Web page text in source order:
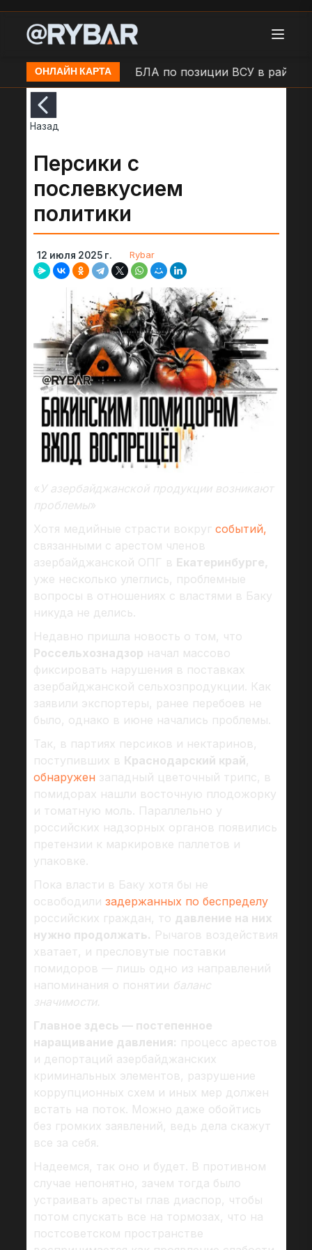
ОНЛАЙН КАРТА
Камыши Удар БЛА по позиции ВСУ в районе
Назад
Персики с
послевкусием
политики
12 июля 2025 г. Rybar
« У азербайджанской продукции возникают
проблемы»
Хотя медийные страсти вокруг событий,
связанными с арестом членов
азербайджанской ОПГ в Екатеринбурге,
уже несколько улеглись, проблемные
вопросы в отношениях с властями в Баку
никуда не делись.
Недавно пришла новость о том, что
Россельхознадзор начал массово
фиксировать нарушения в поставках
азербайджанской сельхозпродукции. Как
заявили экспортеры, ранее перебоев не
было, однако в июне начались проблемы.
Так, в партиях персиков и нектаринов,
поступивших в Краснодарский край,
обнаружен западный цветочный трипс, в
помидорах нашли восточную плодожорку
и томатную моль. Параллельно у
российских надзорных органов появились
претензии к маркировке паллетов и
упаковке.
Пока власти в Баку хотя бы не
освободили задержанных по беспределу
российских граждан, то давление на них
нужно продолжать. Рычагов воздействия
хватает, и пресловутые поставки
помидоров — лишь одно из направлений
напоминания о понятии баланс
значимости.
Главное здесь — постепенное
наращивание давления: процесс арестов
и депортаций азербайджанских
криминальных элементов, разрушение
коррупционных схем и иных мер должен
встать на поток. Можно даже обойтись
без громких заявлений, ведь дела скажут
все за себя.
Надеемся, так оно и будет. В противном
случае непонятно, зачем тогда было
устраивать аресты глав диаспор, чтобы
потом спускать все на тормозах, что на
постсоветском пространстве